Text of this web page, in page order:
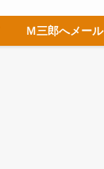
Ｍ三郎へメール